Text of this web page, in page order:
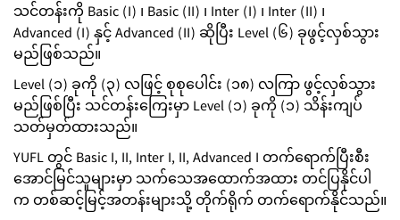
သင်တန်းကို ‌Basic (I) ၊ Basic (II) ၊ Inter (I) ၊ Inter (II) ၊
Advanced (I) နှင့် Advanced (II) ဆိုပြီး Level (၆) ခုဖွင့်လှစ်သွား
မည်ဖြစ်သည်။
Level (၁) ခုကို (၃) လဖြင့် စုစုပေါင်း (၁၈) လကြာ ဖွင့်လှစ်သွား
မည်ဖြစ်ပြီး သင်တန်းကြေးမှာ Level (၁) ခုကို (၁) သိန်းကျပ်
သတ်မှတ်ထားသည်။
YUFL တွင် Basic I, II, Inter I, II, Advanced I တက်ရောက်ပြီးစီး
အောင်မြင်သူများမှာ သက်သေအထောက်အထား တင်ပြနိုင်ပါ
က တစ်ဆင့်မြင့်အတန်းများသို့ တိုက်ရိုက် တက်ရောက်နိုင်သည်။